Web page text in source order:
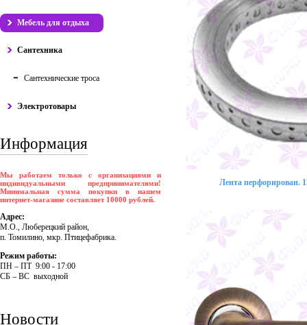
Мебель для отдыха
Сантехника
Сантехнические троса
Электротовары
Информация
Мы работаем только с организациями и
индивидуальными предпринимателями!
Минимальная сумма покупки в нашем
интернет-магазине составляет 10000 рублей.
Адрес:
М.О., Люберецкий район,
п. Томилино, мкр. Птицефабрика.
Режим работы:
ПH – ПT 9:00 - 17:00
CБ – BC выходной
Новости
Лента перфорирован.